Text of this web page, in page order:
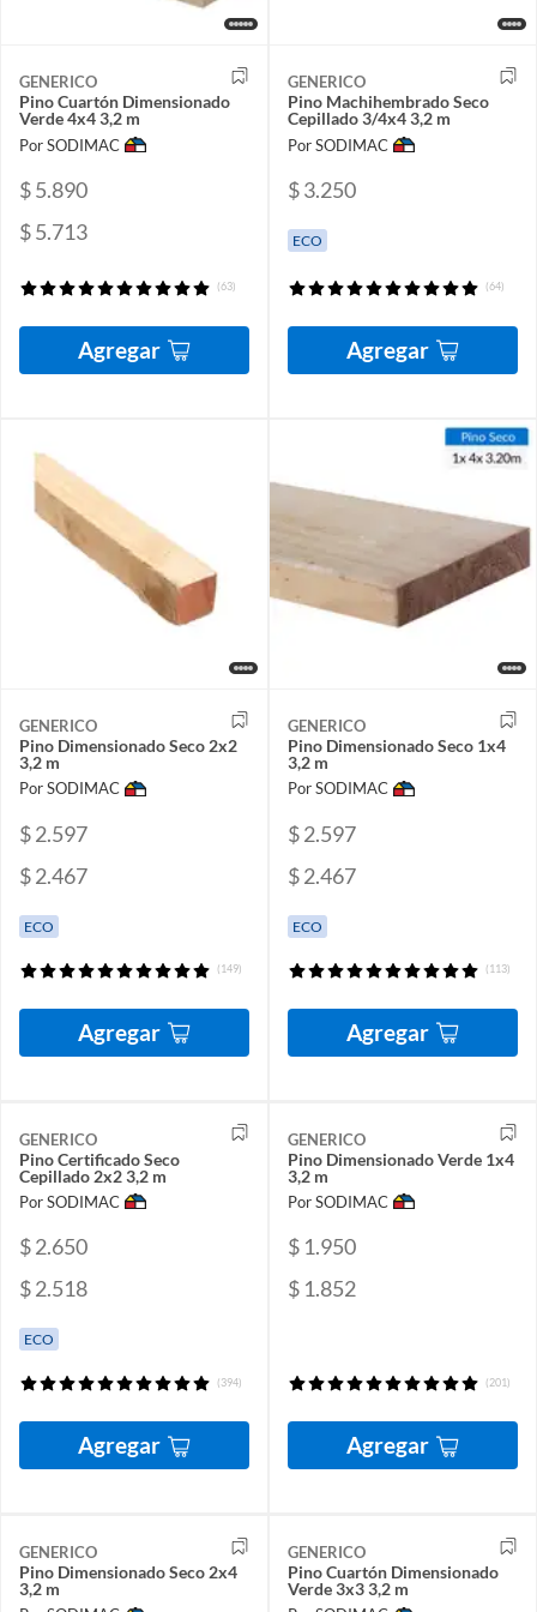
GENERICO
Pino Cuartón Dimensionado
Verde 4x4 3,2 m
Por SODIMAC
$ 5.890
$ 5.713
(63)
Agregar
GENERICO
Pino Machihembrado Seco
Cepillado 3/4x4 3,2 m
Por SODIMAC
$ 3.250
ECO
(64)
Agregar
GENERICO
Pino Dimensionado Seco 2x2
3,2 m
Por SODIMAC
$ 2.597
$ 2.467
ECO
(149)
Agregar
GENERICO
Pino Dimensionado Seco 1x4
3,2 m
Por SODIMAC
$ 2.597
$ 2.467
ECO
(113)
Agregar
GENERICO
Pino Certificado Seco
Cepillado 2x2 3,2 m
Por SODIMAC
$ 2.650
$ 2.518
ECO
(394)
Agregar
GENERICO
Pino Dimensionado Verde 1x4
3,2 m
Por SODIMAC
$ 1.950
$ 1.852
(201)
Agregar
GENERICO
Pino Dimensionado Seco 2x4
3,2 m
GENERICO
Pino Cuartón Dimensionado
Verde 3x3 3,2 m